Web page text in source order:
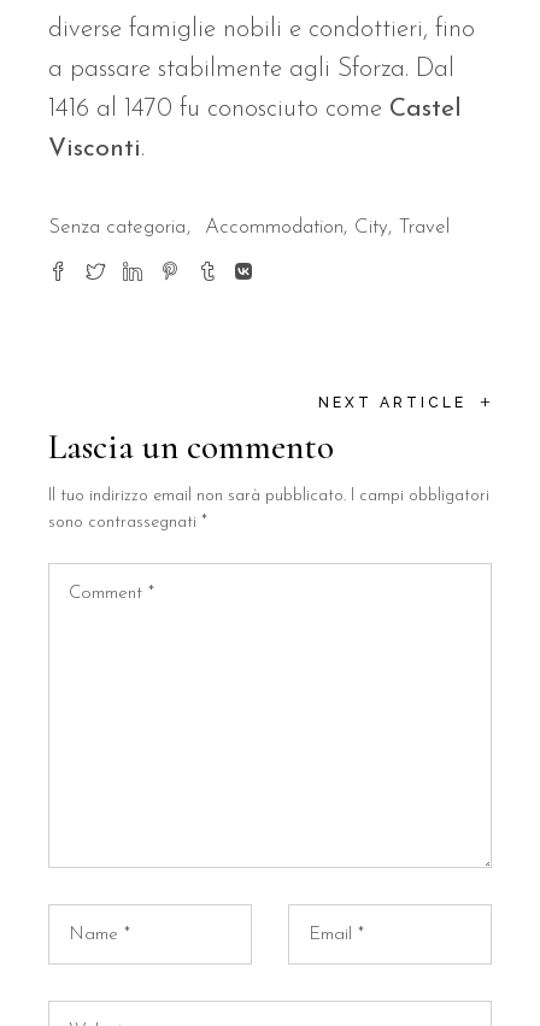
diverse famiglie nobili e condottieri, fino
a passare stabilmente agli Sforza. Dal
1416 al 1470 fu conosciuto come Castel
Visconti.
Senza categoria Accommodation City Travel
NEXT ARTICLE +
Lascia un commento
Il tuo indirizzo email non sarà pubblicato. I campi obbligatori
sono contrassegnati *